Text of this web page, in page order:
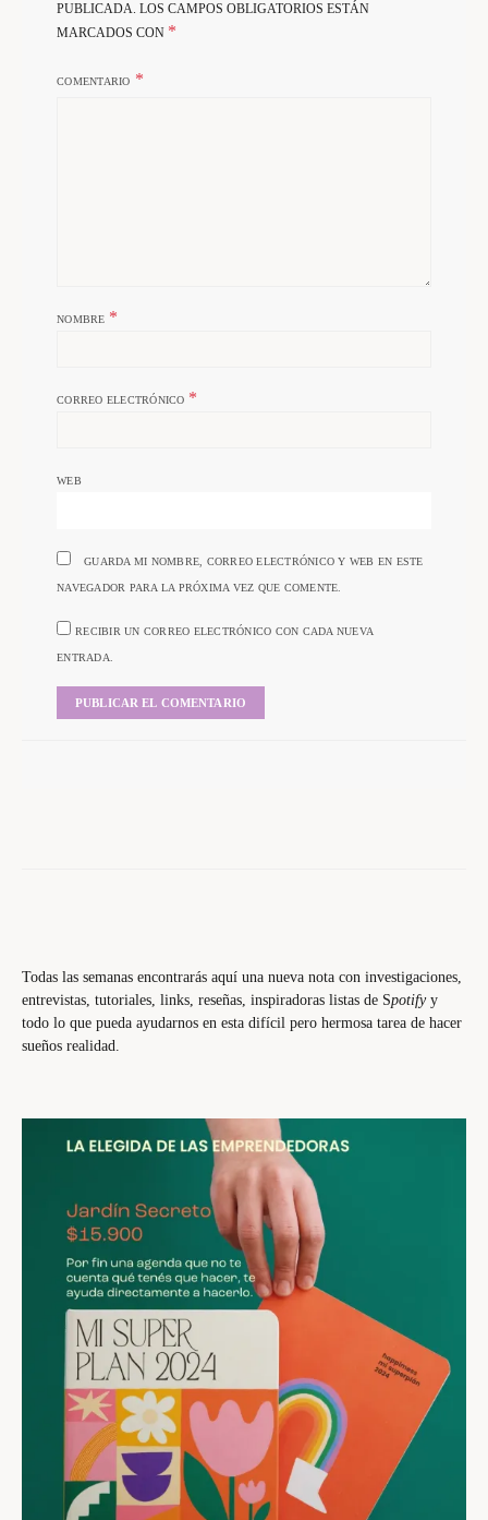
PUBLICADA. LOS CAMPOS OBLIGATORIOS ESTÁN
MARCADOS CON *
COMENTARIO
NOMBRE *
CORREO ELECTRÓNICO *
WEB
GUARDA MI NOMBRE, CORREO ELECTRÓNICO Y WEB EN ESTE
NAVEGADOR PARA LA PRÓXIMA VEZ QUE COMENTE.
RECIBIR UN CORREO ELECTRÓNICO CON CADA NUEVA
ENTRADA.
Todas las semanas encontrarás aquí una nueva nota con investigaciones,
entrevistas, tutoriales, links, reseñas, inspiradoras listas de Spotify y
todo lo que pueda ayudarnos en esta difícil pero hermosa tarea de hacer
sueños realidad.